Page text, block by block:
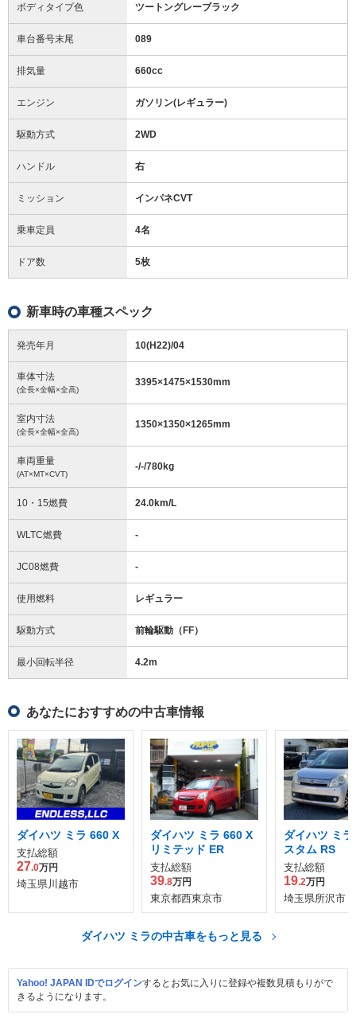
ボディタイプ色 ツートングレーブラック
車台番号末尾 089
排気量 660cc
エンジン ガソリン(レギュラー)
駆動方式 2WD
ハンドル 右
ミッション インパネCVT
乗車定員 4名
ドア数 5枚
新車時の車種スペック
発売年月 10(H22)/04
車体寸法
(全長×全幅×全高)
3395×1475×1530mm
室内寸法
(全長×全幅×全高)
1350×1350×1265mm
車両重量
(AT×MT×CVT)
-/-/780kg
10・15燃費 24.0km/L
WLTC燃費 -
JC08燃費 -
使用燃料 レギュラー
駆動方式 前輪駆動（FF）
最小回転半径 4.2m
あなたにおすすめの中古車情報
ダイハツ ミラ 660 X
支払総額
27.0万円
埼玉県川越市
ダイハツ ミラ 660 X
リミテッド ER
支払総額
39.8万円
東京都西東京市
ダイハツ ミ
スタム RS
支払総額
19.2万円
埼玉県所沢市
ダイハツ ミラの中古車をもっと見る
Yahoo! JAPAN IDでログインするとお気に入りに登録や複数見積もりがで
きるようになります。